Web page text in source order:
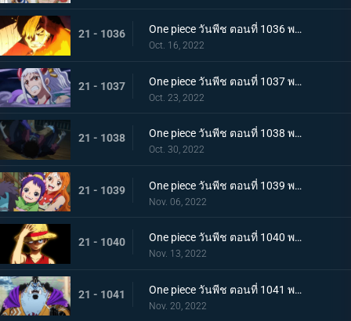
21 - 1036 One piece วันพีช ตอนที่ 1036 พากย์ไทย ต่อต้านคืนมืดมิด โชกุนใหญ่แคว้นวะกู่ก้อง
Oct. 16, 2022
21 - 1037 One piece วันพีช ตอนที่ 1037 พากย์ไทย เชื่อในลูฟี่สิ! พันธมิตรเปิดฉากโต้กลับ
Oct. 23, 2022
21 - 1038 One piece วันพีช ตอนที่ 1038 พากย์ไทย ท่าไม้ตายของนามิ! ศึกเสี่ยงตายของโอทามะ
Oct. 30, 2022
21 - 1039 One piece วันพีช ตอนที่ 1039 พากย์ไทย พวกพ้องเพิ่มพรวด กลุ่มหมวกฟางโต้กลับ
Nov. 06, 2022
21 - 1040 One piece วันพีช ตอนที่ 1040 พากย์ไทย ความภาคภูมิใจของนายท้าย จินเบเดือดจัด!
Nov. 13, 2022
21 - 1041 One piece วันพีช ตอนที่ 1041 พากย์ไทย ยอดศึกตัดสินสัตว์ประหลาด! ยามาโตะกับแฟรงกี้
Nov. 20, 2022